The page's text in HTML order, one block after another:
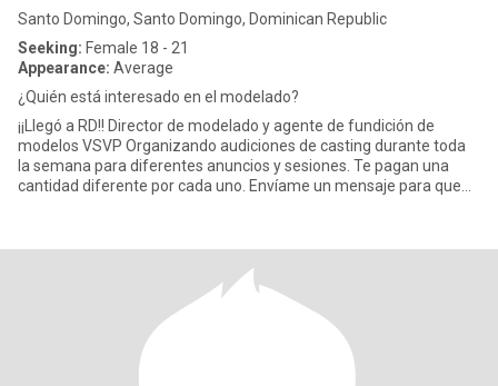
Santo Domingo, Santo Domingo, Dominican Republic
Seeking: Female 18 - 21
Appearance: Average
¿Quién está interesado en el modelado?
¡¡Llegó a RD!! Director de modelado y agente de fundición de
modelos VSVP Organizando audiciones de casting durante toda
la semana para diferentes anuncios y sesiones. Te pagan una
cantidad diferente por cada uno. Envíame un mensaje para que